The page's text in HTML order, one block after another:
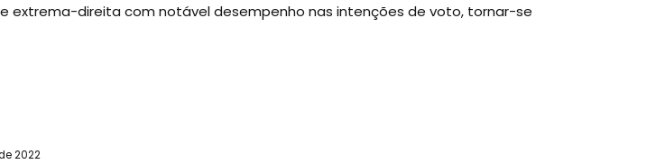
extrema-direita com notável desempenho nas intenções de voto, tornar-se
2022